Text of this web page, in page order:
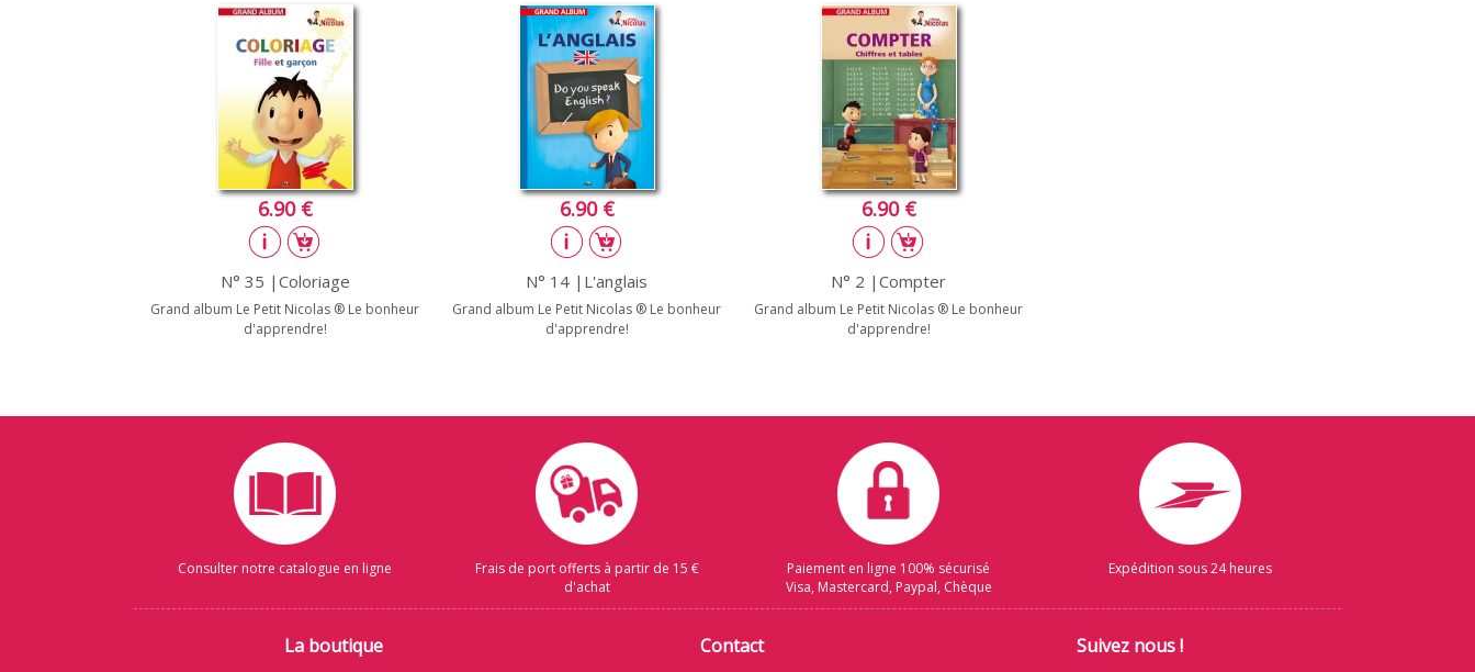
6.90 €
N° 35 |Coloriage
Grand album Le Petit Nicolas ® Le bonheur
d'apprendre!
6.90 €
N° 14 |L'anglais
Grand album Le Petit Nicolas ® Le bonheur
d'apprendre!
6.90 €
N° 2 |Compter
Grand album Le Petit Nicolas ® Le bonheur
d'apprendre!
Consulter notre catalogue en ligne
Frais de port offerts à partir de 15 €
d'achat
Paiement en ligne 100% sécurisé
Visa, Mastercard, Paypal, Chèque
Expédition sous 24 heures
La boutique Contact Suivez nous !